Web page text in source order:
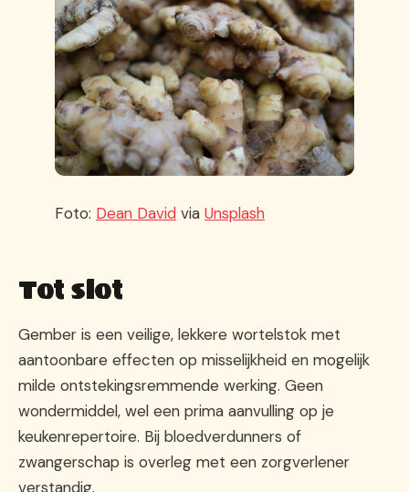
Foto: Dean David via Unsplash
Tot slot
Gember is een veilige, lekkere wortelstok met
aantoonbare effecten op misselijkheid en mogelijk
milde ontstekingsremmende werking. Geen
wondermiddel, wel een prima aanvulling op je
keukenrepertoire. Bij bloedverdunners of
zwangerschap is overleg met een zorgverlener
verstandig.